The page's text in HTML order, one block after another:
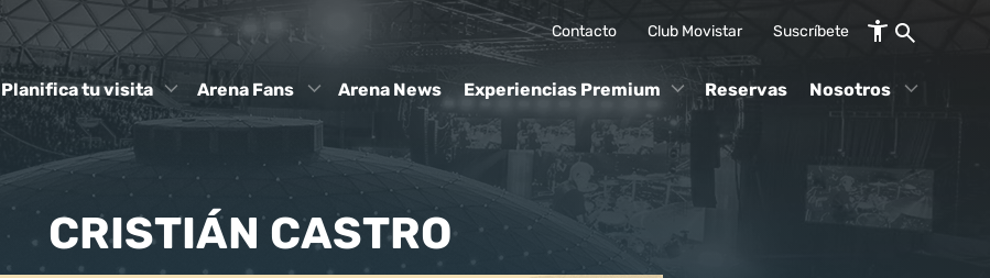
Contacto Club Movistar Suscríbete
Planifica tu visita Arena Fans Arena News Experiencias Premium Reservas Nosotros
CRISTIÁN CASTRO